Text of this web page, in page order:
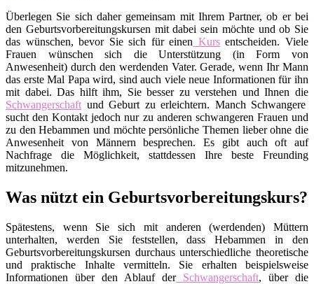
Überlegen Sie sich daher gemeinsam mit Ihrem Partner, ob er bei
den Geburtsvorbereitungskursen mit dabei sein möchte und ob Sie
das wünschen, bevor Sie sich für einen Kursentscheiden. Viele
Frauen wünschen sich die Unterstützung (in Form von
Anwesenheit) durch den werdenden Vater. Gerade, wenn Ihr Mann
das erste Mal Papa wird, sind auch viele neue Informationen für ihn
mit dabei. Das hilft ihm, Sie besser zu verstehen und Ihnen die
Schwangerschaft und Geburt zu erleichtern. Manch Schwangere
sucht den Kontakt jedoch nur zu anderen schwangeren Frauen und
zu den Hebammen und möchte persönliche Themen lieber ohne die
Anwesenheit von Männern besprechen. Es gibt auch oft auf
Nachfrage die Möglichkeit, stattdessen Ihre beste Freunding
mitzunehmen.
Was nützt ein Geburtsvorbereitungskurs?
Spätestens, wenn Sie sich mit anderen (werdenden) Müttern
unterhalten, werden Sie feststellen, dass Hebammen in den
Geburtsvorbereitungskursen durchaus unterschiedliche theoretische
und praktische Inhalte vermitteln. Sie erhalten beispielsweise
Informationen über den Ablauf derSchwangerschaft, über die